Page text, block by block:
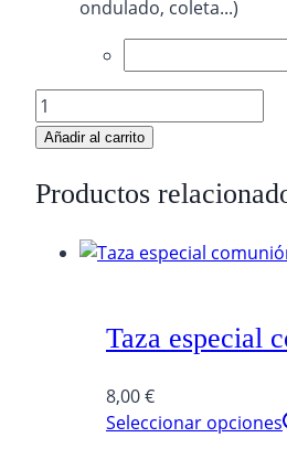
ondulado, coleta...)
Taza
súper
mamá
muñeca
cantidad
Añadir al carrito
Productos
Taza especial
8,00€
Seleccionar opciones